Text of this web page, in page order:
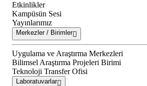
Etkinlikler
Kampüsün Sesi
Yayınlarımız
Merkezler / Birimler
Uygulama ve Araştırma Merkezleri
Bilimsel Araştırma Projeleri Birimi
Teknoloji Transfer Ofisi
Laboratuvarlar